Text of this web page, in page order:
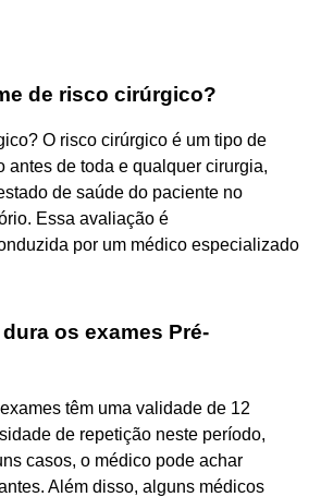
de risco cirúrgico?
O risco cirúrgico é um tipo de
antes de toda e qualquer cirurgia,
de saúde do paciente no
Essa avaliação é
por um médico especializado
os exames Pré-
têm uma validade de 12
de repetição neste período,
casos, o médico pode achar
Além disso, alguns médicos